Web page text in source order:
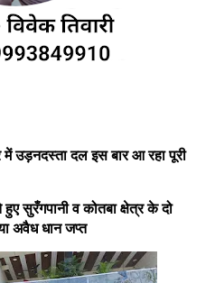
उड़नदस्ता दल इस बार आ रहा पूरी
सुरँगपानी व कोतबा क्षेत्र के दो
अवैध धान जप्त